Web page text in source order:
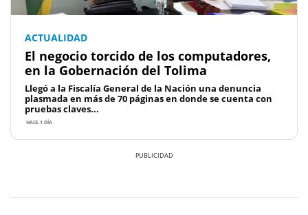
ACTUALIDAD
El negocio torcido de los computadores,
en la Gobernación del Tolima
Llegó a la Fiscalía General de la Nación una denuncia
plasmada en más de 70 páginas en donde se cuenta con
pruebas claves...
HACE 1 DÍA